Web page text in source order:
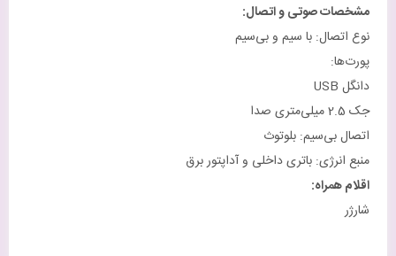
مشخصات صوتی و اتصال:
نوع اتصال: با سیم و بی‌سیم
پورت‌ها:
دانگل USB
جک 2.5 میلی‌متری صدا
اتصال بی‌سیم: بلوتوث
منبع انرژی: باتری داخلی و آداپتور برق
اقلام همراه:
شارژر